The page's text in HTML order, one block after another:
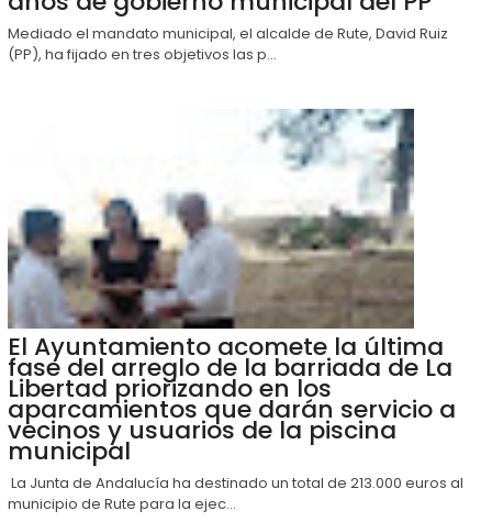
Mediado el mandato municipal, el alcalde de Rute, David Ruiz
(PP), ha fijado en tres objetivos las p...
El Ayuntamiento acomete la última
fase del arreglo de la barriada de La
Libertad priorizando en los
aparcamientos que darán servicio a
vecinos y usuarios de la piscina
municipal
La Junta de Andalucía ha destinado un total de 213.000 euros al
municipio de Rute para la ejec...